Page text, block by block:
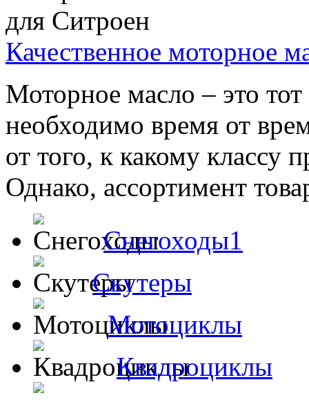
Качественное моторное
Моторное масло – это
необходимо время от
от того, к какому классу
Однако, ассортимент
Снегоходы1
Скутеры
Мотоциклы
Квадроциклы